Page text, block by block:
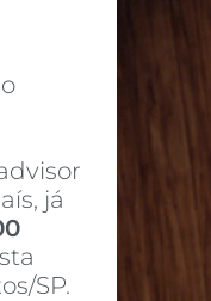
já
SP.